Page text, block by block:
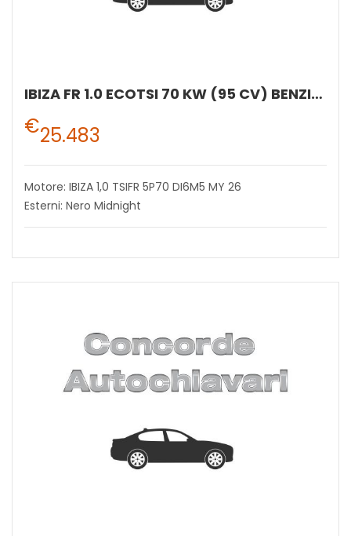
IBIZA FR 1.0 ECOTSI 70 KW (95 CV) BENZINA MANUALE 5 MARCE 2WD
€25.483
Motore: IBIZA 1,0 TSIFR 5P70 DI6M5 MY 26
Esterni: Nero Midnight